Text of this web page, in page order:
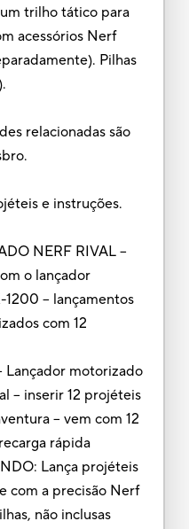
trilho tático para
acessórios Nerf
Pilhas
relacionadas são
e instruções.
NERF RIVAL --
o lançador
-- lançamentos
com 12
Lançador motorizado
-- inserir 12 projéteis
-- vem com 12
rápida
Lança projéteis
com a precisão Nerf
não inclusas